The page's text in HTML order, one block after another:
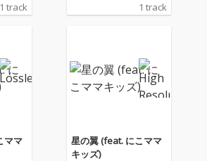
1 track 1 track
ママ
星の翼 (feat. にこママ
キッズ)